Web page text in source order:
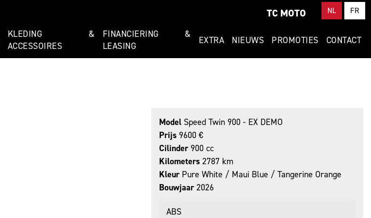
TC MOTO NL FR
KLEDING &
ACCESSOIRES
FINANCIERING &
LEASING
EXTRA NIEUWS PROMOTIES CONTACT
ModelSpeed Twin 900 - EX DEMO
Prijs9600 €
Cilinder900 cc
Kilometers2787 km
KleurPure White / Maui Blue / Tangerine Orange
Bouwjaar2026
ABS